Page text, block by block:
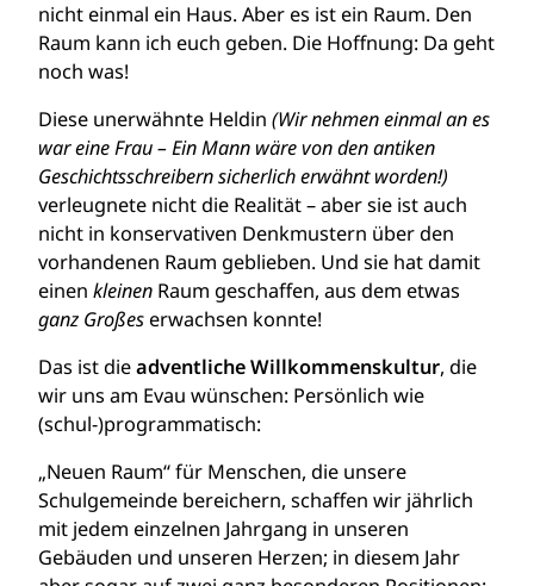
nicht einmal ein Haus. Aber es ist ein Raum. Den
Raum kann ich euch geben. Die Hoffnung: Da geht
noch was!
Diese unerwähnte Heldin (Wir nehmen einmal an es
war eine Frau – Ein Mann wäre von den antiken
Geschichtsschreibern sicherlich erwähnt worden!)
verleugnete nicht die Realität – aber sie ist auch
nicht in konservativen Denkmustern über den
vorhandenen Raum geblieben. Und sie hat damit
einen kleinen Raum geschaffen, aus dem etwas
ganz Großes erwachsen konnte!
Das ist dieadventliche Willkommenskultur, die
wir uns am Evau wünschen: Persönlich wie
(schul-)programmatisch:
„Neuen Raum“ für Menschen, die unsere
Schulgemeinde bereichern, schaffen wir jährlich
mit jedem einzelnen Jahrgang in unseren
Gebäuden und unseren Herzen; in diesem Jahr